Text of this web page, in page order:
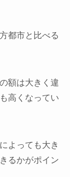
都市と比べる
額は大きく違
高くなってい
よっても大き
るかがポイン